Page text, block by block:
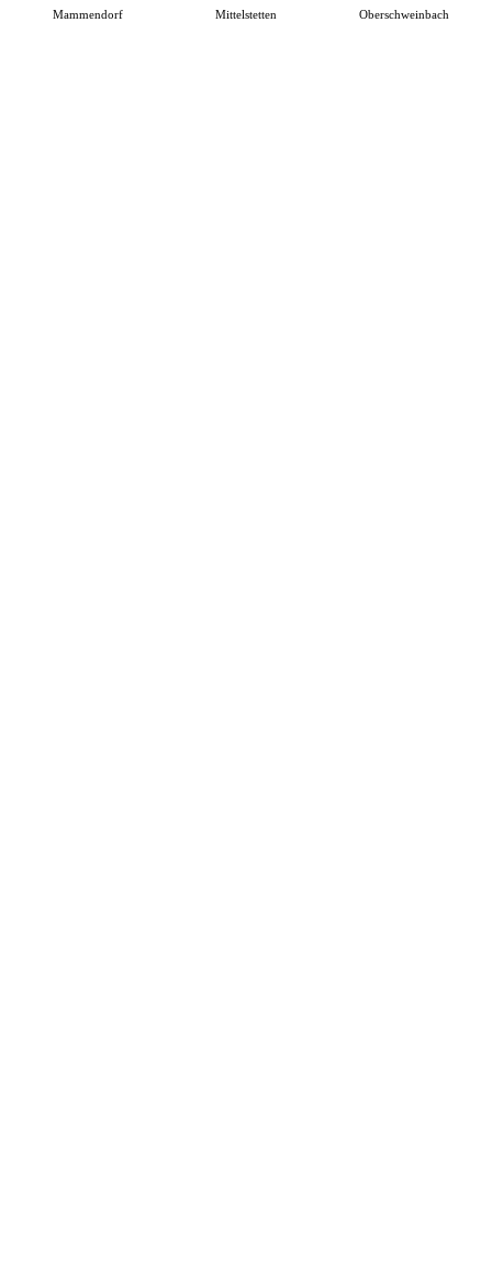
Mammendorf Mittelstetten Oberschweinbach